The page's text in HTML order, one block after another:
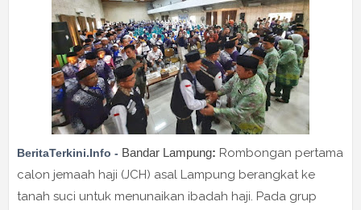
BeritaTerkini.Info - Bandar Lampung: Rombongan pertama
calon jemaah haji (JCH) asal Lampung berangkat ke
tanah suci untuk menunaikan ibadah haji. Pada grup